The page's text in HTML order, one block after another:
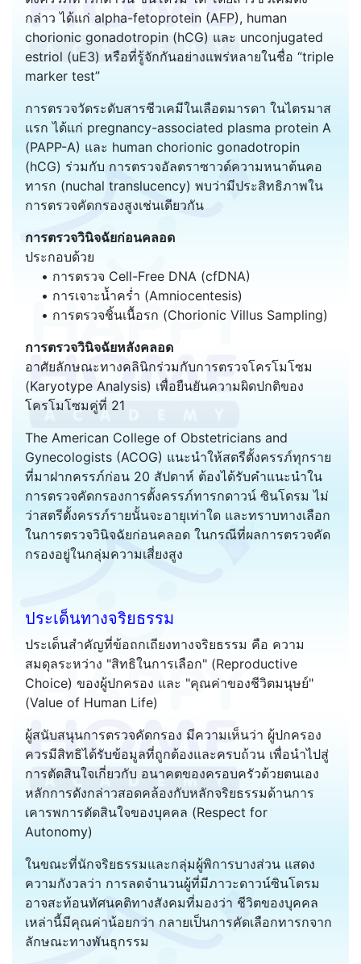
กล่าว ได้แก่ alpha-fetoprotein (AFP), human
chorionic gonadotropin (hCG) และ unconjugated
estriol (uE3) หรือที่รู้จักกันอย่างแพร่หลายในชื่อ “triple
marker test”
การตรวจวัดระดับสารชีวเคมีในเลือดมารดา ในไตรมาส
แรก ได้แก่ pregnancy-associated plasma protein A
(PAPP-A) และ human chorionic gonadotropin
(hCG) ร่วมกับ การตรวจอัลตราซาวด์ความหนาต้นคอ
ทารก (nuchal translucency) พบว่ามีประสิทธิภาพใน
การตรวจคัดกรองสูงเช่นเดียวกัน
การตรวจวินิจฉัยก่อนคลอด
ประกอบด้วย
• การตรวจ Cell-Free DNA (cfDNA)
• การเจาะน้ำคร่ำ (Amniocentesis)
• การตรวจชิ้นเนื้อรก (Chorionic Villus Sampling)
การตรวจวินิจฉัยหลังคลอด
อาศัยลักษณะทางคลินิกร่วมกับการตรวจโครโมโซม
(Karyotype Analysis) เพื่อยืนยันความผิดปกติของ
โครโมโซมคู่ที่ 21
The American College of Obstetricians and
Gynecologists (ACOG) แนะนำให้สตรีตั้งครรภ์ทุกราย
ที่มาฝากครรภ์ก่อน 20 สัปดาห์ ต้องได้รับคำแนะนำใน
การตรวจคัดกรองการตั้งครรภ์ทารกดาวน์ ซินโดรม ไม่
ว่าสตรีตั้งครรภ์รายนั้นจะอายุเท่าใด และทราบทางเลือก
ในการตรวจวินิจฉัยก่อนคลอด ในกรณีที่ผลการตรวจคัด
กรองอยู่ในกลุ่มความเสี่ยงสูง
ประเด็นทางจริยธรรม
ประเด็นสำคัญที่ข้อถกเถียงทางจริยธรรม คือ ความ
สมดุลระหว่าง "สิทธิในการเลือก" (Reproductive
Choice) ของผู้ปกครอง และ "คุณค่าของชีวิตมนุษย์"
(Value of Human Life)
ผู้สนับสนุนการตรวจคัดกรอง มีความเห็นว่า ผู้ปกครอง
ควรมีสิทธิได้รับข้อมูลที่ถูกต้องและครบถ้วน เพื่อนำไปสู่
การตัดสินใจเกี่ยวกับ อนาคตของครอบครัวด้วยตนเอง
หลักการดังกล่าวสอดคล้องกับหลักจริยธรรมด้านการ
เคารพการตัดสินใจของบุคคล (Respect for
Autonomy)
ในขณะที่นักจริยธรรมและกลุ่มผู้พิการบางส่วน แสดง
ความกังวลว่า การลดจำนวนผู้ที่มีภาวะดาวน์ซินโดรม
อาจสะท้อนทัศนคติทางสังคมที่มองว่า ชีวิตของบุคคล
เหล่านี้มีคุณค่าน้อยกว่า กลายเป็นการคัดเลือกทารกจาก
ลักษณะทางพันธุกรรม